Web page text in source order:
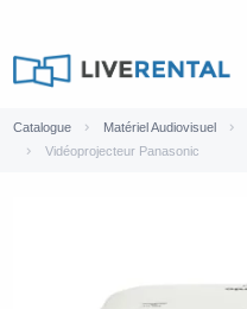
Catalogue Matériel Audiovisuel
Vidéoprojecteur Panasonic